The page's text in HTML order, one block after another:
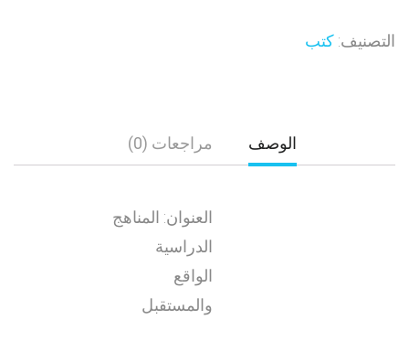
التصنيف: كتب
الوصف مراجعات (0)
العنوان: المناهج
الدراسية
الواقع
والمستقبل